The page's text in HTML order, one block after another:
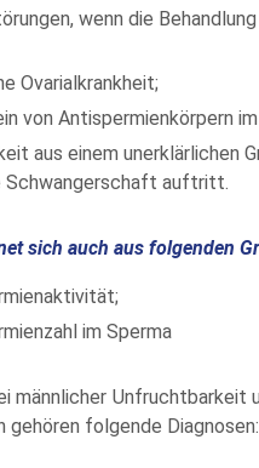
wenn die
Ovarialkrankheit;
von Antispermienkörpern
aus einem unerklärlichen
Schwangerschaft auftritt.
sich auch aus folgenden
im Sperma
männlicher Unfruchtbarkeit
gehören folgende Diagnosen: